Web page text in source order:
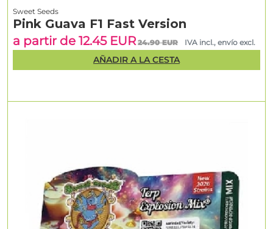
Sweet Seeds
Pink Guava F1 Fast Version
a partir de 12.45 EUR 24.90 EUR IVA incl., envío excl.
AÑADIR A LA CESTA